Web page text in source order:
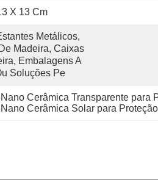
X 13 Cm
Metálicos,
Madeira, Caixas
Embalagens A
Soluções Pe
Cerâmica Transparente para
Cerâmica Solar para